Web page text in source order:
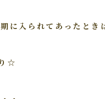
に入られてあったとき
☆